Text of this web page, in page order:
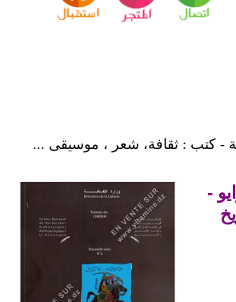
- كتب : ثقافة، شعر ، موسيقى ...
-